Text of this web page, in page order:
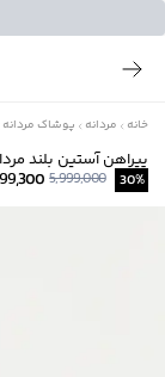
خانه مردانه پوشاک مردانه
پیراهن آستین بلند مردانه
30%
5,999,000